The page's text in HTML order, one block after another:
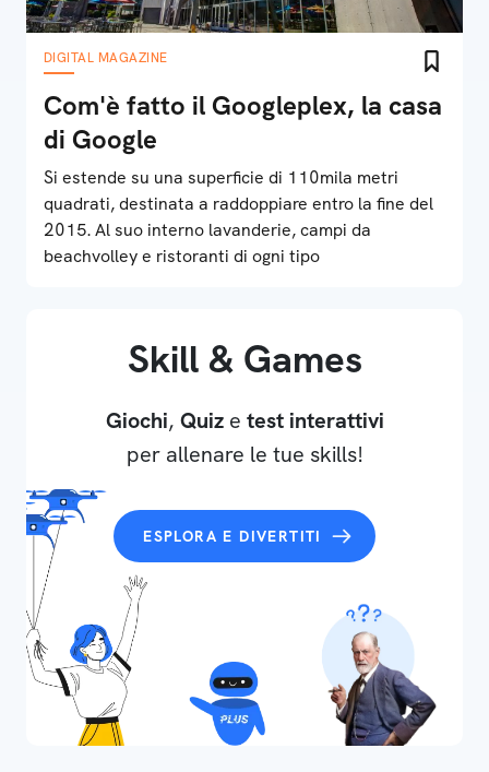
DIGITAL MAGAZINE
Com'è fatto il Googleplex, la casa
di Google
Si estende su una superficie di 110mila metri
quadrati, destinata a raddoppiare entro la fine del
2015. Al suo interno lavanderie, campi da
beachvolley e ristoranti di ogni tipo
Skill & Games
Giochi, Quize test interattivi
per allenare le tue skills!
ESPLORA E DIVERTITI